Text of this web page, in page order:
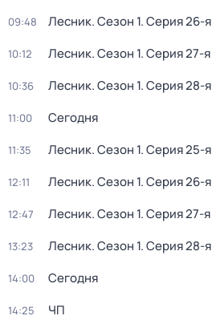
09:48 Лесник. Сезон 1. Серия 26-я
10:12 Лесник. Сезон 1. Серия 27-я
10:36 Лесник. Сезон 1. Серия 28-я
11:00 Сегодня
11:35 Лесник. Сезон 1. Серия 25-я
12:11 Лесник. Сезон 1. Серия 26-я
12:47 Лесник. Сезон 1. Серия 27-я
13:23 Лесник. Сезон 1. Серия 28-я
14:00 Сегодня
14:25 ЧП